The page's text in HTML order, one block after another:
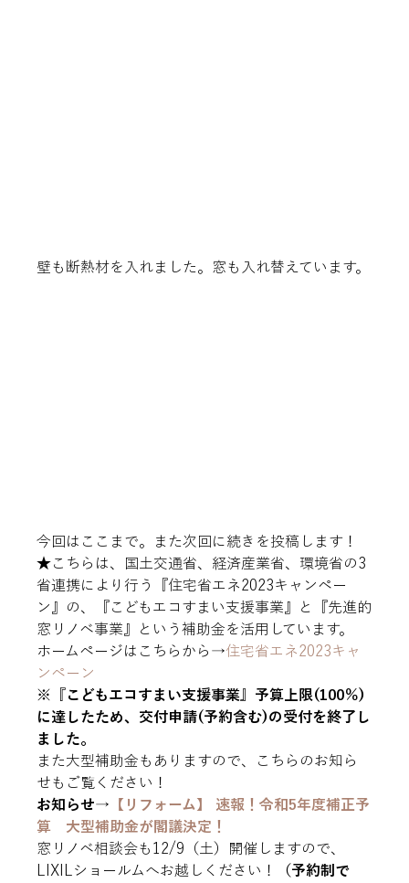
壁も断熱材を入れました。窓も入れ替えています。
今回はここまで。また次回に続きを投稿します！
★こちらは、国土交通省、経済産業省、環境省の3
省連携により行う『住宅省エネ2023キャンペー
ン』の、『こどもエコすまい支援事業』と『先進的
窓リノベ事業』という補助金を活用しています。
ホームページはこちらから→住宅省エネ2023キャ
ンペーン
※『こどもエコすまい支援事業』予算上限(100％)
に達したため、交付申請(予約含む)の受付を終了し
ました。
また大型補助金もありますので、こちらのお知ら
せもご覧ください！
お知らせ→ 【リフォーム】 速報！令和5年度補正予
算　大型補助金が閣議決定！
窓リノベ相談会も12/9（土）開催しますので、
LIXILショールムへお越しください！
（予約制で